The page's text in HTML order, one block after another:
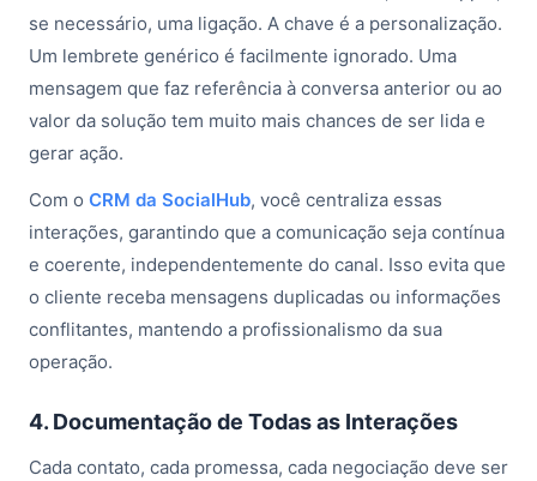
se necessário, uma ligação. A chave é a personalização.
Um lembrete genérico é facilmente ignorado. Uma
mensagem que faz referência à conversa anterior ou ao
valor da solução tem muito mais chances de ser lida e
gerar ação.
Com o CRM da SocialHub, você centraliza essas
interações, garantindo que a comunicação seja contínua
e coerente, independentemente do canal. Isso evita que
o cliente receba mensagens duplicadas ou informações
conflitantes, mantendo a profissionalismo da sua
operação.
4. Documentação de Todas as Interações
Cada contato, cada promessa, cada negociação deve ser